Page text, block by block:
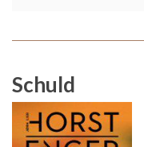
Schuld